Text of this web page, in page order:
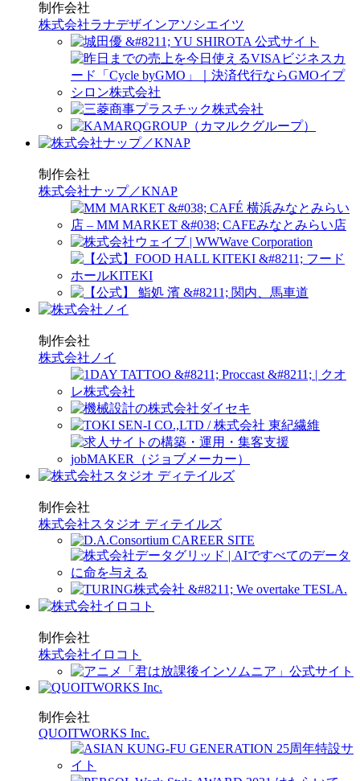
制作会社
株式会社ラナデザインアソシエイツ
制作会社
株式会社ナップ／KNAP
制作会社
株式会社ノイ
制作会社
株式会社スタジオ ディテイルズ
制作会社
株式会社イロコト
制作会社
QUOITWORKS Inc.